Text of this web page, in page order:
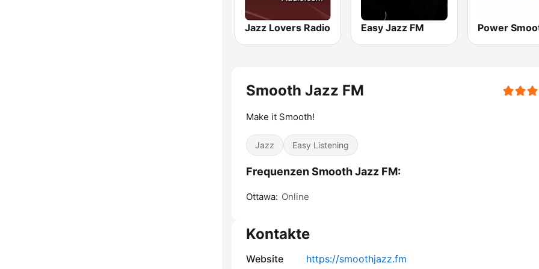
Jazz Lovers Radio Easy Jazz FM
Smooth Jazz FM
Make it Smooth!
Jazz Easy Listening
Frequenzen Smooth Jazz FM:
Ottawa: Online
Kontakte
Website https://smoothjazz.fm